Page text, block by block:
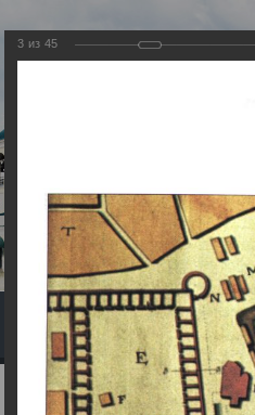
Экскурсия
3 из 45